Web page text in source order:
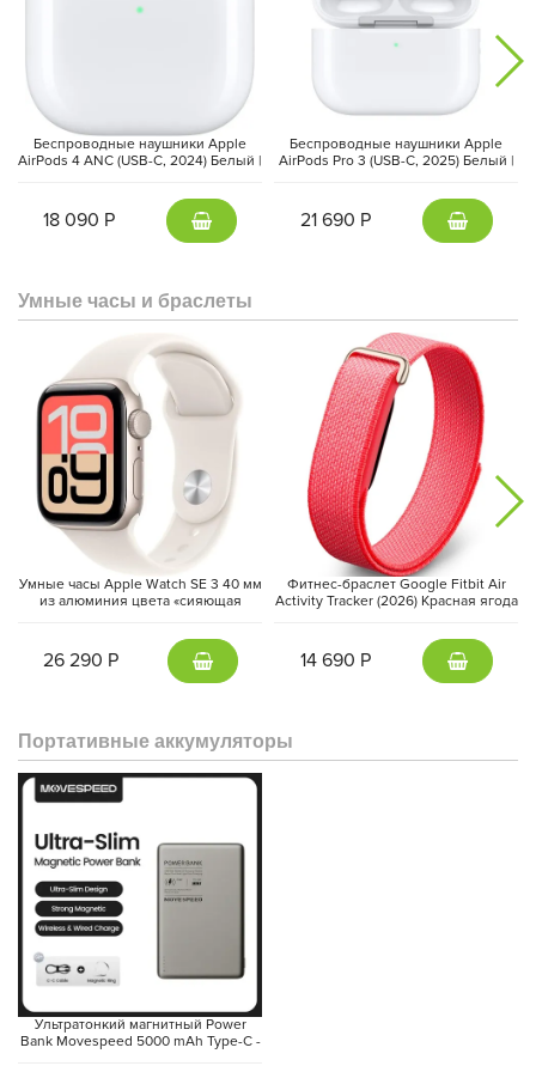
повседневную жизнь.
Беспроводные наушники Apple
AirPods 4 ANC (USB-C, 2024) Белый |
18 090 Р
Беспроводные наушники Apple
AirPods Pro 3 (USB-C, 2025) Белый |
21 690 Р
Умные часы и браслеты
Умные часы Apple Watch SE 3 40 мм
из алюминия цвета «сияющая
«сияющая звезда» (S/M)
26 290 Р
Фитнес-браслет Google Fitbit Air
Activity Tracker (2026) Красная ягода
14 690 Р
Портативные аккумуляторы
Ультратонкий магнитный Power
Bank Movespeed 5000 mAh Type-C -